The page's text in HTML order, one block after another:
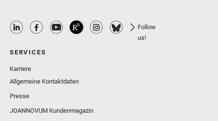
Follow
us!
SERVICES
Karriere
Allgemeine Kontaktdaten
Presse
JOANNOVUM Kundenmagazin